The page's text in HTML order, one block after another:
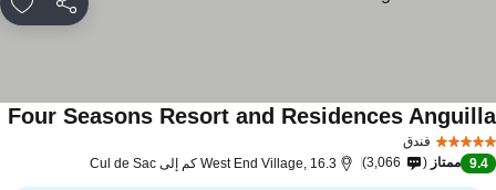
مشاركة
فندق
Four Seasons Resort and Residences
9.4 ممتاز 3,066 West End Village, 16.3 كم إلى Cul de Sac